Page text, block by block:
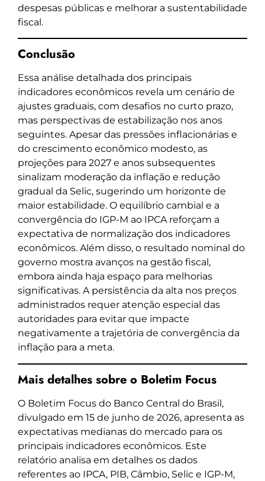
despesas públicas e melhorar a sustentabilidade
fiscal.
Conclusão
Essa análise detalhada dos principais
indicadores econômicos revela um cenário de
ajustes graduais, com desafios no curto prazo,
mas perspectivas de estabilização nos anos
seguintes. Apesar das pressões inflacionárias e
do crescimento econômico modesto, as
projeções para 2027 e anos subsequentes
sinalizam moderação da inflação e redução
gradual da Selic, sugerindo um horizonte de
maior estabilidade. O equilíbrio cambial e a
convergência do IGP-M ao IPCA reforçam a
expectativa de normalização dos indicadores
econômicos. Além disso, o resultado nominal do
governo mostra avanços na gestão fiscal,
embora ainda haja espaço para melhorias
significativas. A persistência da alta nos preços
administrados requer atenção especial das
autoridades para evitar que impacte
negativamente a trajetória de convergência da
inflação para a meta.
Mais detalhes sobre o Boletim Focus
O Boletim Focus do Banco Central do Brasil,
divulgado em 15 de junho de 2026, apresenta as
expectativas medianas do mercado para os
principais indicadores econômicos. Este
relatório analisa em detalhes os dados
referentes ao IPCA, PIB, Câmbio, Selic e IGP-M,